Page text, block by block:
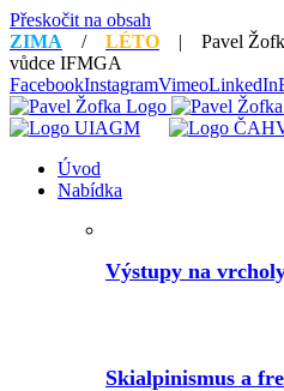
Přeskočit na obsah
ZIMA / LÉTO | Pavel
vůdce IFMGA
FacebookInstagramVimeoLinkedIn
Úvod
Nabídka
Výstupy na
Skialpinismus a